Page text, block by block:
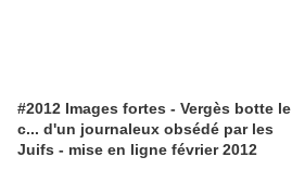
#2012 Images fortes - Vergès botte le
c... d'un journaleux obsédé par les
Juifs - mise en ligne février 2012